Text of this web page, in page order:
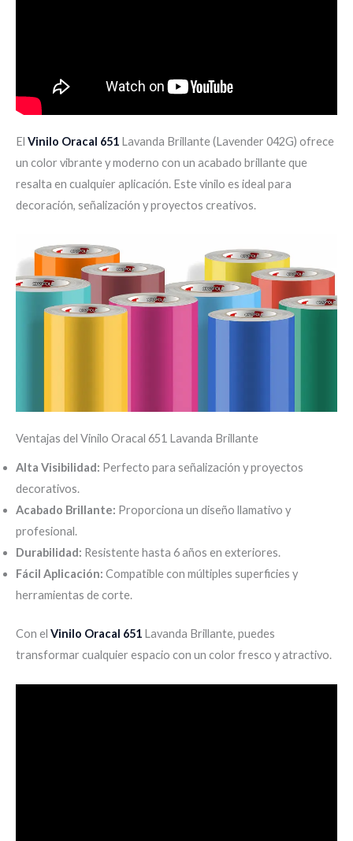
El Vinilo Oracal 651 Lavanda Brillante (Lavender 042G) ofrece
un color vibrante y moderno con un acabado brillante que
resalta en cualquier aplicación. Este vinilo es ideal para
decoración, señalización y proyectos creativos.
Ventajas del Vinilo Oracal 651 Lavanda Brillante
Alta Visibilidad: Perfecto para señalización y proyectos
decorativos.
Acabado Brillante: Proporciona un diseño llamativo y
profesional.
Durabilidad: Resistente hasta 6 años en exteriores.
Fácil Aplicación: Compatible con múltiples superficies y
herramientas de corte.
Con el Vinilo Oracal 651 Lavanda Brillante, puedes
transformar cualquier espacio con un color fresco y atractivo.